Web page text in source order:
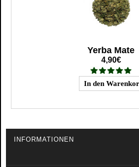
Yerba Mate
4,90€
INFORMATIONEN